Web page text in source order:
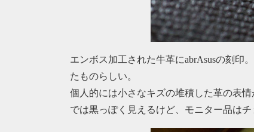
エンボス加工された牛革にabrAsusの刻印
たものらしい。
個人的には小さなキズの堆積した革の表
では黒っぽく見えるけど、モニター品はチ